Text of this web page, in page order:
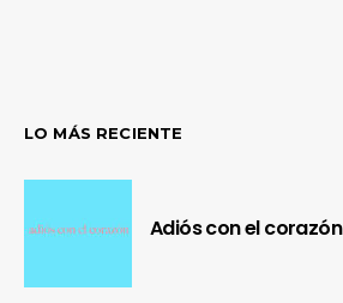
LO MÁS RECIENTE
Adiós con el corazón